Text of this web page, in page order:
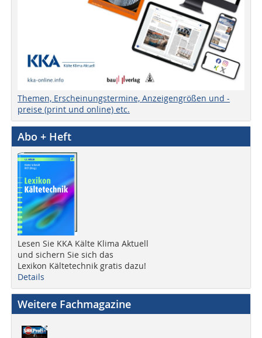
Themen, Erscheinungstermine, Anzeigengrößen und -
preise (print und online) etc.
Abo + Heft
Lesen Sie KKA Kälte Klima Aktuell
und sichern Sie sich das
Lexikon Kältetechnik gratis dazu!
Details
Weitere Fachmagazine